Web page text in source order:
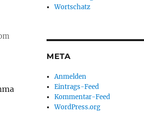
Wortschatz
META
Anmelden
Eintrags-Feed
Kommentar-Feed
WordPress.org